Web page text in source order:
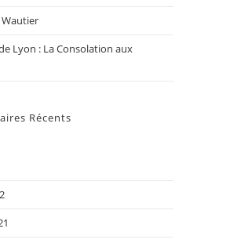
Wautier
Lyon : La Consolation aux
Récents